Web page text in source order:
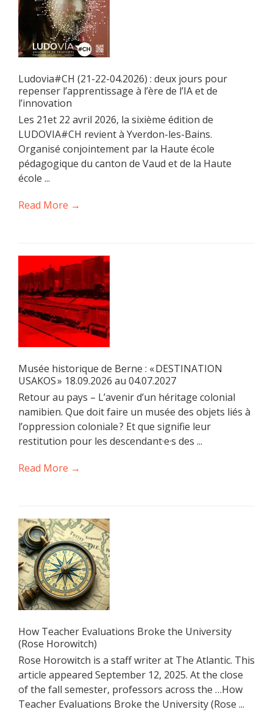
Ludovia#CH (21-22-04.2026) : deux jours pour
repenser l’apprentissage à l’ère de l’IA et de
l’innovation
Les 21et 22 avril 2026, la sixième édition de
LUDOVIA#CH revient à Yverdon-les-Bains.
Organisé conjointement par la Haute école
pédagogique du canton de Vaud et de la Haute
école ...
Read More →
Musée historique de Berne : « DESTINATION
USAKOS » 18.09.2026 au 04.07.2027
Retour au pays – L’avenir d’un héritage colonial
namibien. Que doit faire un musée des objets liés à
l’oppression coloniale ? Et que signifie leur
restitution pour les descendant·e·s des ...
Read More →
How Teacher Evaluations Broke the University
(Rose Horowitch)
Rose Horowitch is a staff writer at The Atlantic. This
article appeared September 12, 2025. At the close
of the fall semester, professors across the …How
Teacher Evaluations Broke the University (Rose ...